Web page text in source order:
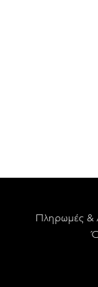
Πληρωμές &